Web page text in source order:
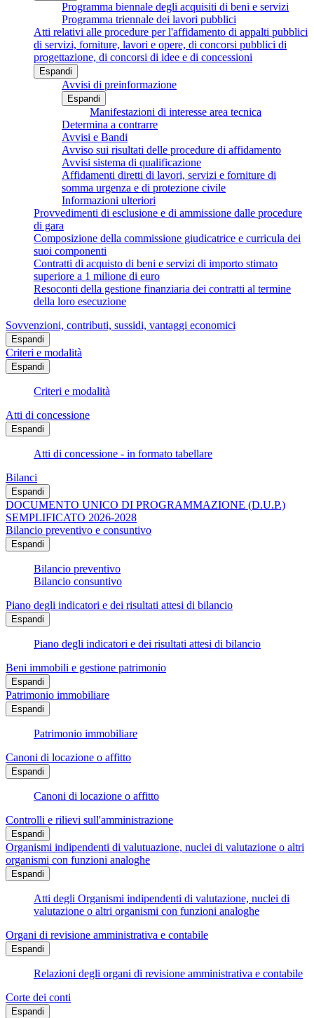
Programma biennale degli acquisiti di beni e servizi
Programma triennale dei lavori pubblici
Atti relativi alle procedure per l'affidamento di appalti pubblici
di servizi, forniture, lavori e opere, di concorsi pubblici di
progettazione, di concorsi di idee e di concessioni
Espandi
Avvisi di preinformazione
Espandi
Manifestazioni di interesse area tecnica
Determina a contrarre
Avvisi e Bandi
Avviso sui risultati delle procedure di affidamento
Avvisi sistema di qualificazione
Affidamenti diretti di lavori, servizi e forniture di
somma urgenza e di protezione civile
Informazioni ulteriori
Provvedimenti di esclusione e di ammissione dalle procedure
di gara
Composizione della commissione giudicatrice e curricula dei
suoi componenti
Contratti di acquisto di beni e servizi di importo stimato
superiore a 1 milione di euro
Resoconti della gestione finanziaria dei contratti al termine
della loro esecuzione
Sovvenzioni, contributi, sussidi, vantaggi economici
Espandi
Criteri e modalità
Espandi
Criteri e modalità
Atti di concessione
Espandi
Atti di concessione - in formato tabellare
Bilanci
Espandi
DOCUMENTO UNICO DI PROGRAMMAZIONE (D.U.P.)
SEMPLIFICATO 2026-2028
Bilancio preventivo e consuntivo
Espandi
Bilancio preventivo
Bilancio consuntivo
Piano degli indicatori e dei risultati attesi di bilancio
Espandi
Piano degli indicatori e dei risultati attesi di bilancio
Beni immobili e gestione patrimonio
Espandi
Patrimonio immobiliare
Espandi
Patrimonio immobiliare
Canoni di locazione o affitto
Espandi
Canoni di locazione o affitto
Controlli e rilievi sull'amministrazione
Espandi
Organismi indipendenti di valutuazione, nuclei di valutazione o altri
organismi con funzioni analoghe
Espandi
Atti degli Organismi indipendenti di valutazione, nuclei di
valutazione o altri organismi con funzioni analoghe
Organi di revisione amministrativa e contabile
Espandi
Relazioni degli organi di revisione amministrativa e contabile
Corte dei conti
Espandi